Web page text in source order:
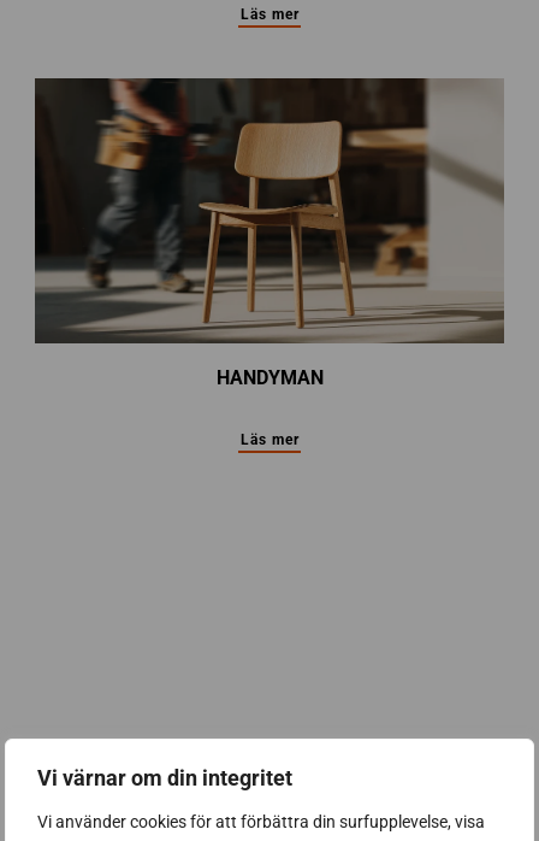
Vi värnar om din integritet
Vi använder cookies för att förbättra din surfupplevelse, visa
Läs mer
HANDYMAN
Läs mer